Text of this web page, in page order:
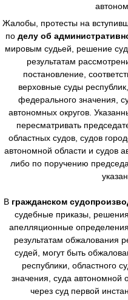
Жалобы, протесты на
по делу об
мировым судьей, решение
результатам
постановление,
верховные суды
федерального значения,
автономных округов.
пересматривать
областных судов, судов
автономной области и судов
либо по поручению
В гражданском
судебные приказы,
апелляционные
результатам обжалования
судей, могут быть
республики, областного
значения, суда автономной
через суд первой